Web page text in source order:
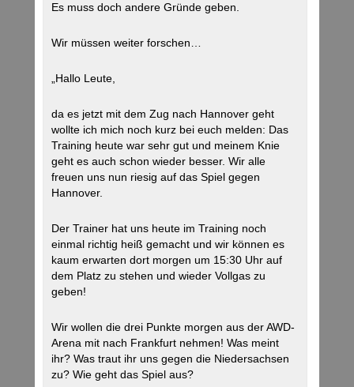
Es muss doch andere Gründe geben.
Wir müssen weiter forschen…
„Hallo Leute,
da es jetzt mit dem Zug nach Hannover geht
wollte ich mich noch kurz bei euch melden: Das
Training heute war sehr gut und meinem Knie
geht es auch schon wieder besser. Wir alle
freuen uns nun riesig auf das Spiel gegen
Hannover.
Der Trainer hat uns heute im Training noch
einmal richtig heiß gemacht und wir können es
kaum erwarten dort morgen um 15:30 Uhr auf
dem Platz zu stehen und wieder Vollgas zu
geben!
Wir wollen die drei Punkte morgen aus der AWD-
Arena mit nach Frankfurt nehmen! Was meint
ihr? Was traut ihr uns gegen die Niedersachsen
zu? Wie geht das Spiel aus?